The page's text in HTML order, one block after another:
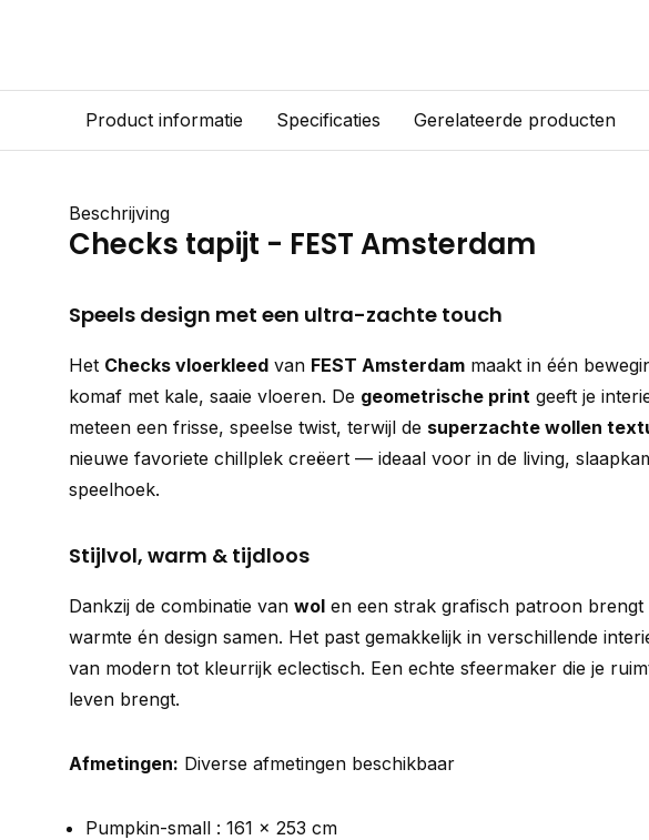
Product informatie Specificaties Gerelateerde producten
Beschrijving
Checks tapijt - FEST Amsterdam
Speels design met een ultra-zachte touch
Het Checks vloerkleed van FEST Amsterdam maakt in één
komaf met kale, saaie vloeren. De geometrische print geeft je
meteen een frisse, speelse twist, terwijl de superzachte wollen
nieuwe favoriete chillplek creëert — ideaal voor in de living,
speelhoek.
Stijlvol, warm & tijdloos
Dankzij de combinatie van wol en een strak grafisch patroon brengt
warmte én design samen. Het past gemakkelijk in verschillende
van modern tot kleurrijk eclectisch. Een echte sfeermaker die je
leven brengt.
Afmetingen: Diverse afmetingen beschikbaar
Pumpkin-small : 161 x 253 cm